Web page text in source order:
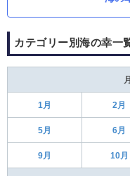
カテゴリー別海の幸一
1月 2月
5月 6月
9月 10月